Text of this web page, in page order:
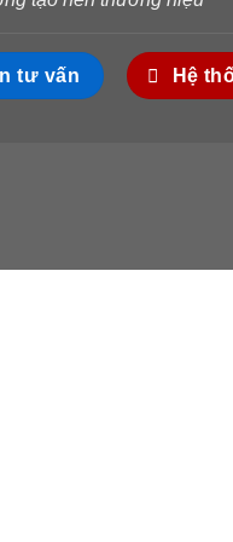
tư vấn Hệ